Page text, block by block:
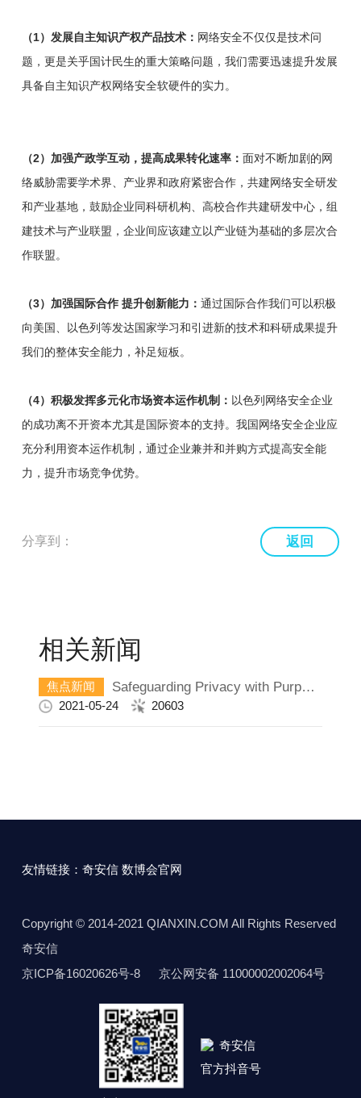
（1）发展自主知识产权产品技术： 网络安全不仅仅是技术问
题，更是关乎国计民生的重大策略问题，我们需要迅速提升发展
具备自主知识产权网络安全软硬件的实力。
（2）加强产政学互动，提高成果转化速率： 面对不断加剧的网
络威胁需要学术界、产业界和政府紧密合作，共建网络安全研发
和产业基地，鼓励企业同科研机构、高校合作共建研发中心，组
建技术与产业联盟，企业间应该建立以产业链为基础的多层次合
作联盟。
（3）加强国际合作 提升创新能力： 通过国际合作我们可以积极
向美国、以色列等发达国家学习和引进新的技术和科研成果提升
我们的整体安全能力，补足短板。
（4）积极发挥多元化市场资本运作机制： 以色列网络安全企业
的成功离不开资本尤其是国际资本的支持。我国网络安全企业应
充分利用资本运作机制，通过企业兼并和并购方式提高安全能
力，提升市场竞争优势。
分享到： 返回
相关新闻
焦点新闻 Safeguarding Privacy with Purpose and Passion
2021-05-24 20603
友情链接： 奇安信 数博会官网
Copyright © 2014-2021 QIANXIN.COM All Rights Reserved
奇安信
京ICP备16020626号-8
京公网安备 11000002002064号
官方抖音号